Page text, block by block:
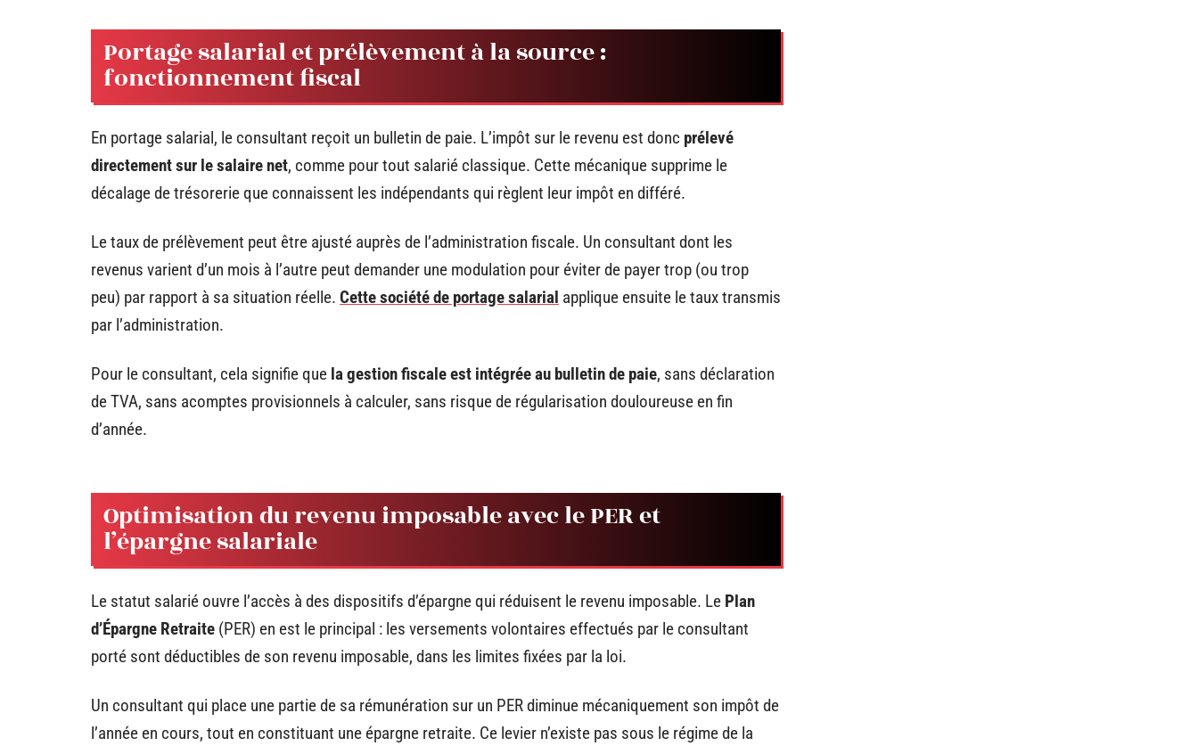
Portage salarial et prélèvement à la source :
fonctionnement fiscal
En portage salarial, le consultant reçoit un bulletin de paie. L’impôt sur le revenu est donc prélevé
directement sur le salaire net, comme pour tout salarié classique. Cette mécanique supprime le
décalage de trésorerie que connaissent les indépendants qui règlent leur impôt en différé.
Le taux de prélèvement peut être ajusté auprès de l’administration fiscale. Un consultant dont les
revenus varient d’un mois à l’autre peut demander une modulation pour éviter de payer trop (ou trop
peu) par rapport à sa situation réelle. Cette société de portage salarial applique ensuite le taux transmis
par l’administration.
Pour le consultant, cela signifie que la gestion fiscale est intégrée au bulletin de paie, sans déclaration
de TVA, sans acomptes provisionnels à calculer, sans risque de régularisation douloureuse en fin
d’année.
Optimisation du revenu imposable avec le PER et
l’épargne salariale
Le statut salarié ouvre l’accès à des dispositifs d’épargne qui réduisent le revenu imposable. Le Plan
d’Épargne Retraite (PER) en est le principal : les versements volontaires effectués par le consultant
porté sont déductibles de son revenu imposable, dans les limites fixées par la loi.
Un consultant qui place une partie de sa rémunération sur un PER diminue mécaniquement son impôt de
l’année en cours, tout en constituant une épargne retraite. Ce levier n’existe pas sous le régime de la